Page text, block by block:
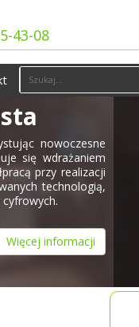
43-08
nowoczesne
się wdrażaniem
przy realizacji
technologią,
Więcej informacji